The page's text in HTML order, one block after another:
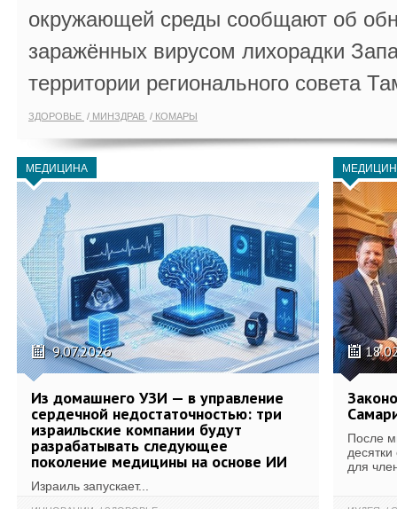
окружающей среды сообщают об
заражённых вирусом лихорадки
территории регионального совета
ЗДОРОВЬЕ МИНЗДРАВ КОМАРЫ
МЕДИЦИНА
9.07.2026
Из домашнего УЗИ — в управление
сердечной недостаточностью: три
израильские компании будут
разрабатывать следующее
поколение медицины на основе ИИ
Израиль запускает...
После
для